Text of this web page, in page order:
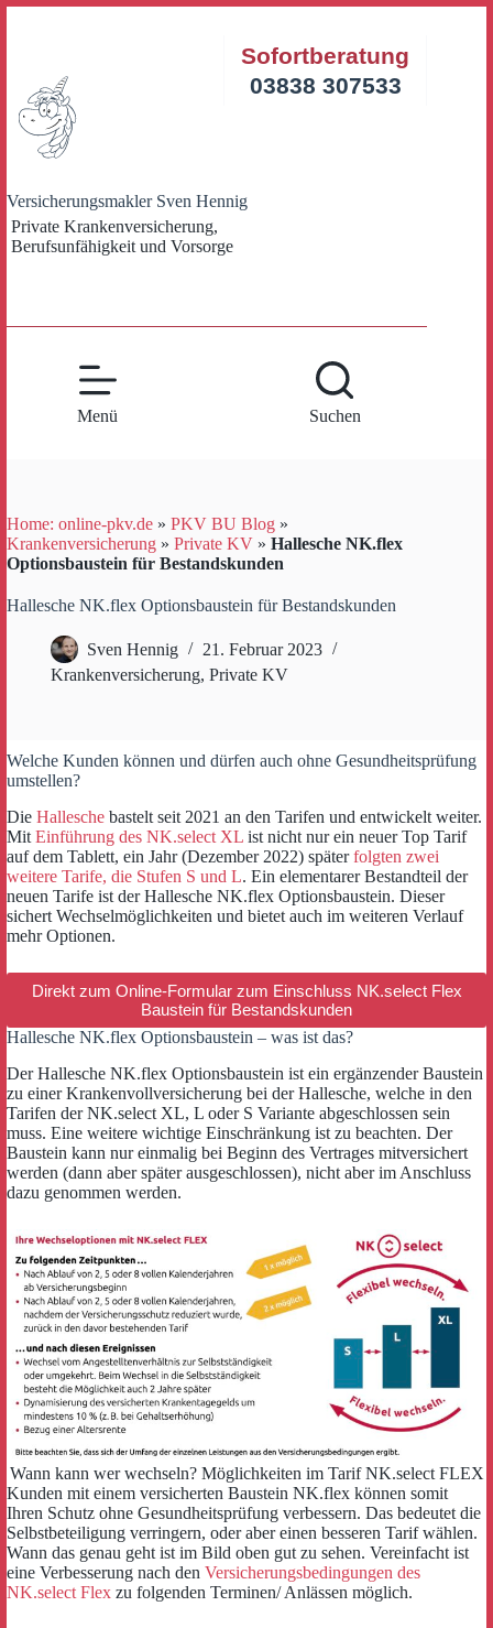
Versicherungsmakler Sven Hennig
Private Krankenversicherung,
Berufsunfähigkeit und Vorsorge
Sofortberatung
03838 307533
Menü Suchen
Home: online-pkv.de » PKV BU Blog »
Krankenversicherung » Private KV » Hallesche NK.flex
Optionsbaustein für Bestandskunden
Hallesche NK.flex Optionsbaustein für Bestandskunden
Sven Hennig
21. Februar 2023
Krankenversicherung, Private KV
Welche Kunden können und dürfen auch ohne Gesundheitsprüfung
umstellen?
Die Hallesche bastelt seit 2021 an den Tarifen und entwickelt weiter.
Mit Einführung des NK.select XL ist nicht nur ein neuer Top Tarif
auf dem Tablett, ein Jahr (Dezember 2022) späterfolgten zwei
weitere Tarife, die Stufen S und L. Ein elementarer Bestandteil der
neuen Tarife ist der Hallesche NK.flex Optionsbaustein. Dieser
sichert Wechselmöglichkeiten und bietet auch im weiteren Verlauf
mehr Optionen.
Direkt zum Online-Formular zum Einschluss NK.select Flex
Baustein für Bestandskunden
Hallesche NK.flex Optionsbaustein – was ist das?
Der Hallesche NK.flex Optionsbaustein ist ein ergänzender Baustein
zu einer Krankenvollversicherung bei der Hallesche, welche in den
Tarifen der NK.select XL, L oder S Variante abgeschlossen sein
muss. Eine weitere wichtige Einschränkung ist zu beachten. Der
Baustein kann nur einmalig bei Beginn des Vertrages mitversichert
werden (dann aber später ausgeschlossen), nicht aber im Anschluss
dazu genommen werden.
Wann kann wer wechseln? Möglichkeiten im Tarif NK.select FLEX
Kunden mit einem versicherten Baustein NK.flex können somit
Ihren Schutz ohne Gesundheitsprüfung verbessern. Das bedeutet die
Selbstbeteiligung verringern, oder aber einen besseren Tarif wählen.
Wann das genau geht ist im Bild oben gut zu sehen. Vereinfacht ist
eine Verbesserung nach den Versicherungsbedingungen des
NK.select Flex zu folgenden Terminen/ Anlässen möglich.